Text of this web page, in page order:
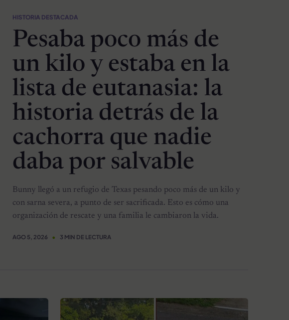
HISTORIA DESTACADA
Pesaba poco más de
un kilo y estaba en la
lista de eutanasia: la
historia detrás de la
cachorra que nadie
daba por salvable
Bunny llegó a un refugio de Texas pesando poco más de un kilo y
con sarna severa, a punto de ser sacrificada. Esto es cómo una
organización de rescate y una familia le cambiaron la vida.
AGO 5, 2026 3 MIN DE LECTURA